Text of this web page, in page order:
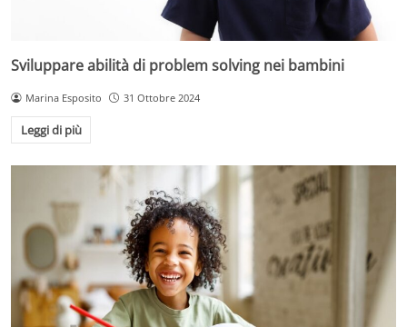
Sviluppare abilità di problem solving nei bambini
Marina Esposito 31 Ottobre 2024
Leggi di più